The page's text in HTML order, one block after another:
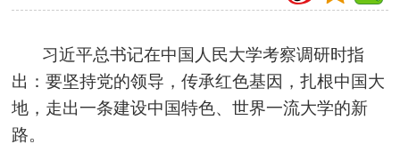
习近平总书记在中国人民大学考察调研时指
出：要坚持党的领导，传承红色基因，扎根中国大
地，走出一条建设中国特色、世界一流大学的新
路。